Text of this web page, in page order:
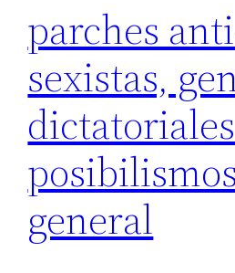
parches
sexistas,
general